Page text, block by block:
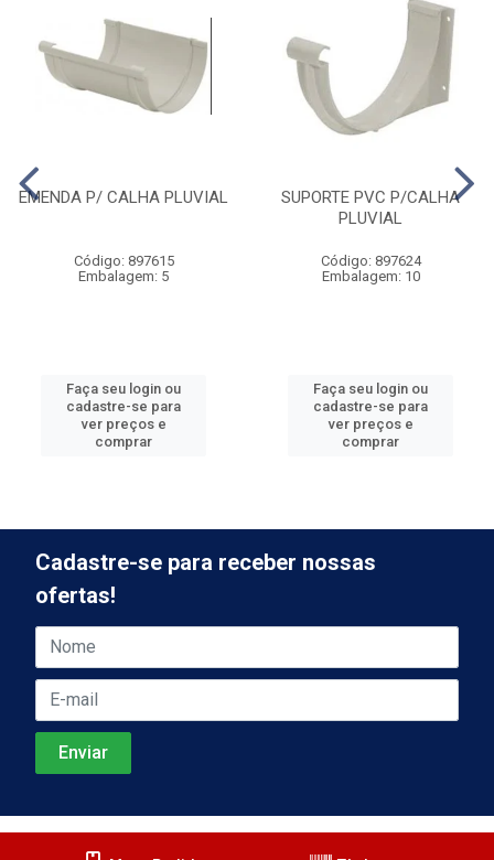
EMENDA P/ CALHA PLUVIAL
Código: 897615
Embalagem: 5
Faça seu login ou
cadastre-se para
ver preços e
comprar
SUPORTE PVC P/CALHA
PLUVIAL
Código: 897624
Embalagem: 10
Faça seu login ou
cadastre-se para
ver preços e
comprar
Cadastre-se para receber nossas
ofertas!